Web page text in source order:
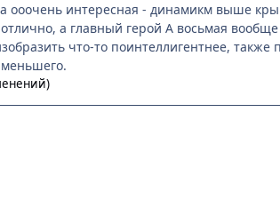
ооочень интересная - динамикм выше
а главный герой A восьмая
что-то поинтеллигентнее,